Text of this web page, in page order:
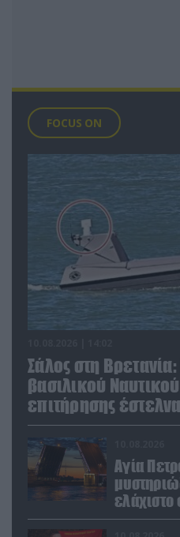
FOCUS ON
Σάλος στη
βασιλικού
επιτήρησης
απόρρητες
Αγία